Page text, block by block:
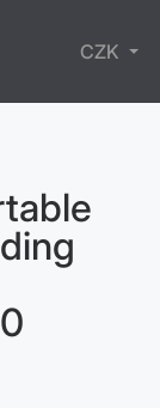
CZK